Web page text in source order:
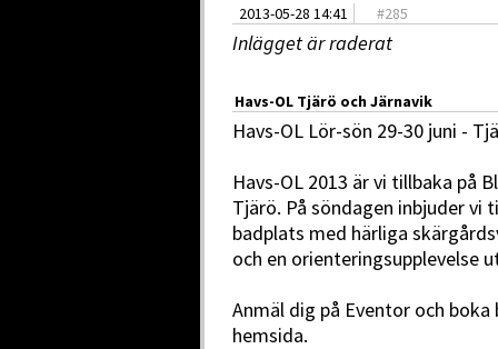
2013-05-28 14:41 #285
Inlägget är raderat
Havs-OL Tjärö och Järnavik
Havs-OL Lör-sön 29-30 juni -
Havs-OL 2013 är vi tillbaka på
Tjärö. På söndagen inbjuder vi
badplats med härliga
och en orienteringsupplevelse
Anmäl dig på Eventor och
hemsida.